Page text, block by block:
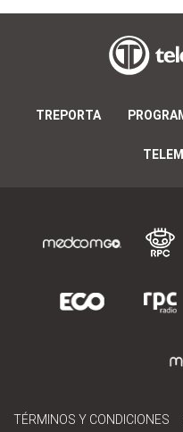
TREPORTA
TÉRMINOS Y CONDICIONES